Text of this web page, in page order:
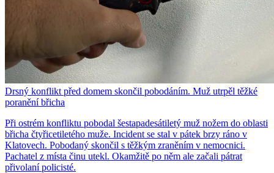
Drsný konflikt před domem skončil pobodáním. Muž utrpěl těžké
poranění břicha
Při ostrém konfliktu pobodal šestapadesátiletý muž nožem do oblasti
břicha čtyřicetiletého muže. Incident se stal v pátek brzy ráno v
Klatovech. Pobodaný skončil s těžkým zraněním v nemocnici.
Pachatel z místa činu utekl. Okamžitě po něm ale začali pátrat
přivolaní policisté.